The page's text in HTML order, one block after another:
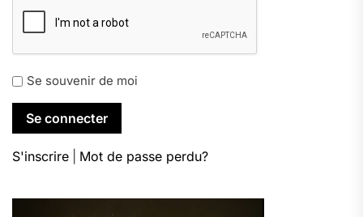
Se souvenir de moi
S'inscrire Mot de passe perdu?